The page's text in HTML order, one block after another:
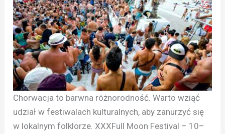
Chorwacja to barwna różnorodność. Warto wziąć
udział w festiwalach kulturalnych, aby zanurzyć się
w lokalnym folklorze. XXXFull Moon Festival – 10–